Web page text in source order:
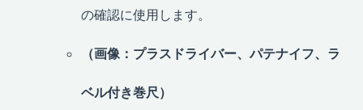
の確認に使用します。
（画像：プラスドライバー、パテナイフ、ラ
ベル付き巻尺）